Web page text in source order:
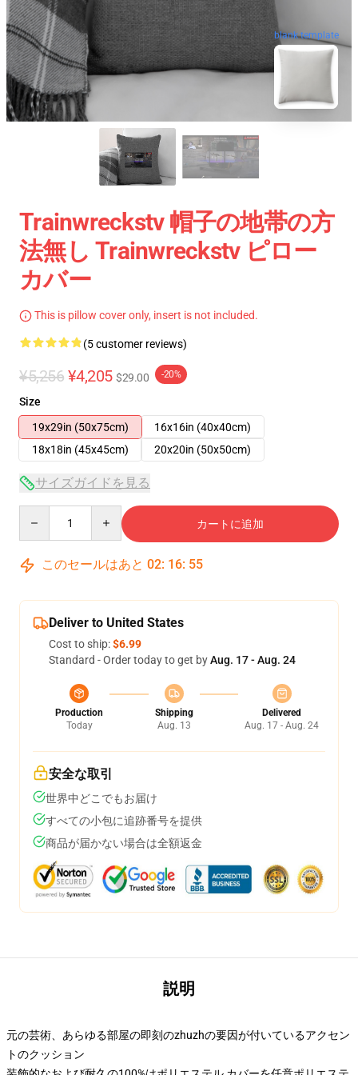
blank template
Trainwreckstv 帽子の地帯の方
法無し Trainwreckstv ピロー
カバー
This is pillow cover only, insert is not included.
(5 customer reviews)
¥5,256 ¥4,205 $29.00 -20%
Size
19x29in (50x75cm)
16x16in (40x40cm)
18x18in (45x45cm)
20x20in (50x50cm)
サイズガイドを見る
カートに追加
このセールはあと 02: 16: 54
Deliver to United States
Cost to ship:$6.99
Standard - Order today to get byAug. 17 - Aug. 24
Production
Today
Shipping
Aug. 13
Delivered
Aug. 17 - Aug. 24
安全な取引
世界中どこでもお届け
すべての小包に追跡番号を提供
商品が届かない場合は全額返金
説明
元の芸術、あらゆる部屋の即刻のzhuzhの要因が付いているアクセン
トのクッション